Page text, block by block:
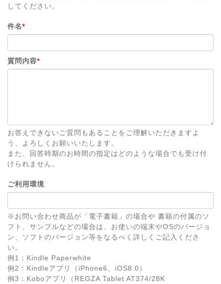
してください。
件名*
質問内容*
お答えできないご質問もあることをご理解いただきますよ
う、よろしくお願いいたします。
また、回答時期のお時間の指定はどのような場合でも受け付
けられません。
ご利用環境
※お問い合わせ商品が「電子書籍」の場合や 書籍の付属のソ
フト、サンプルなどの場合は、お使いの端末やOSのバージョ
ン、ソフトのバージョン等をなるべく詳しくご記入くださ
い。
例1：Kindle Paperwhite
例2：Kindleアプリ（iPhone6、iOS8.0）
例3：Koboアプリ（REGZA Tablet AT374/28K